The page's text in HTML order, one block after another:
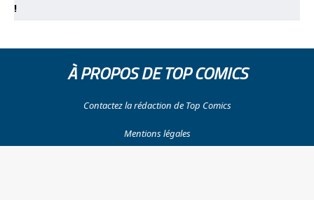
!
À PROPOS DE TOP COMICS
Contactez la rédaction de Top Comics
Mentions légales